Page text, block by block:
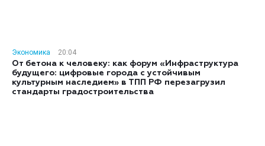
Экономика
20:04
От бетона к человеку: как форум «Инфраструктура
будущего: цифровые города с устойчивым
культурным наследием» в ТПП РФ перезагрузил
стандарты градостроительства